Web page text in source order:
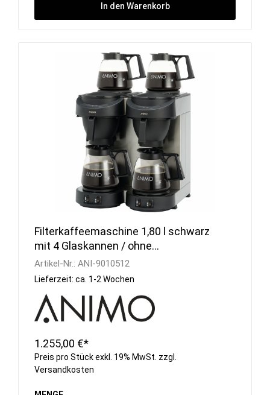
In den Warenkorb
Filterkaffeemaschine 1,80 l schwarz
mit 4 Glaskannen / ohne
Wasseranschluss
Artikel-Nr.: ANI-9010512
Lieferzeit: ca. 1-2 Wochen
1.255,00 €*
Preis pro Stück exkl. 19% MwSt. zzgl.
Versandkosten